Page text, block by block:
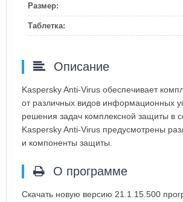
Размер:
Таблетка:
Описание
Kaspersky Anti-Virus обеспечивает
от различных видов информационных
решения задач комплексной защиты в
Kaspersky Anti-Virus предусмотрены
и компоненты защиты.
О программе
Скачать новую версию 21.1.15.500